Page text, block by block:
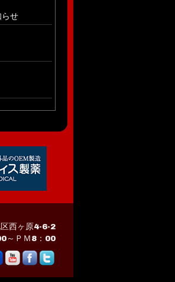
らせ
西ヶ原4-6-2
～ＰＭ8：00